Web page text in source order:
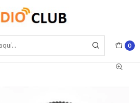
0
ajustable estilo D para micrófono con
recepción) para DEP450 R2 Precio con